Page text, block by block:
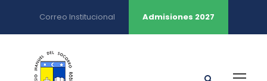
Correo Institucional Admisiones 2027